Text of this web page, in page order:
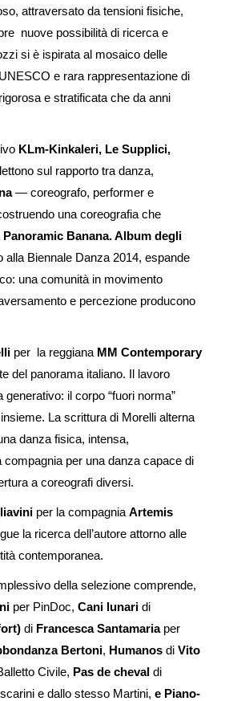
attraversato da tensioni fisiche,
nuove possibilità di ricerca e
si è ispirata al mosaico delle
e rara rappresentazione di
e stratificata che da anni
KLm-Kinkaleri, Le Supplici,
sul rapporto tra danza,
— coreografo, performer e
una coreografia che
Panoramic Banana. Album degli
alla Biennale Danza 2014, espande
una comunità in movimento
e percezione producono
per la reggiana MM Contemporary
del panorama italiano. Il lavoro
il corpo “fuori norma”
La scrittura di Morelli alterna
danza fisica, intensa,
per una danza capace di
a coreografi diversi.
per la compagnia Artemis
la ricerca dell’autore attorno alle
contemporanea.
della selezione comprende,
per PinDoc, Cani lunari di
di Francesca Santamaria per
Bertoni, Humanos di Vito
Civile, Pas de cheval di
e dallo stesso Martini, e Piano-